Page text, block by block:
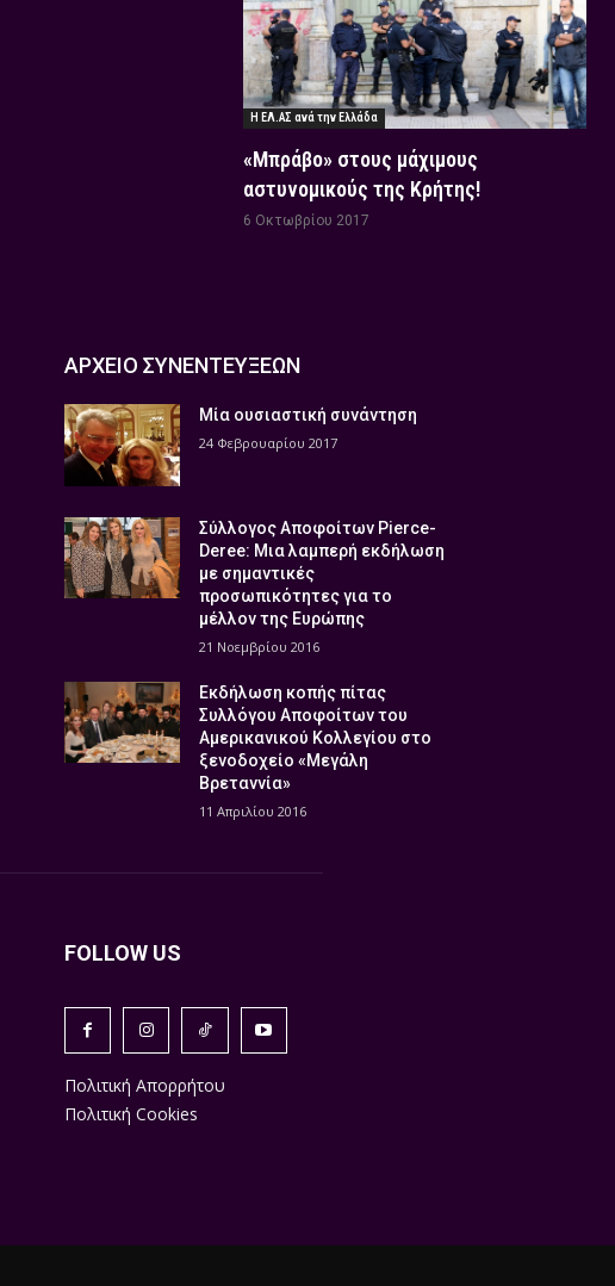
Η ΕΛ.ΑΣ ανά την Ελλάδα
«Μπράβο» στους μάχιμους
αστυνομικούς της Κρήτης!
6 Οκτωβρίου 2017
ΑΡΧΕΙΟ ΣΥΝΕΝΤΕΥΞΕΩΝ
Μία ουσιαστική συνάντηση
24 Φεβρουαρίου 2017
Σύλλογος Αποφοίτων Pierce-
Deree: Μια λαμπερή εκδήλωση
με σημαντικές
προσωπικότητες για το
μέλλον της Ευρώπης
21 Νοεμβρίου 2016
Εκδήλωση κοπής πίτας
Συλλόγου Αποφοίτων του
Αμερικανικού Κολλεγίου στο
ξενοδοχείο «Μεγάλη
Βρεταννία»
11 Απριλίου 2016
FOLLOW US
Πολιτική Απορρήτου
Πολιτική Cookies